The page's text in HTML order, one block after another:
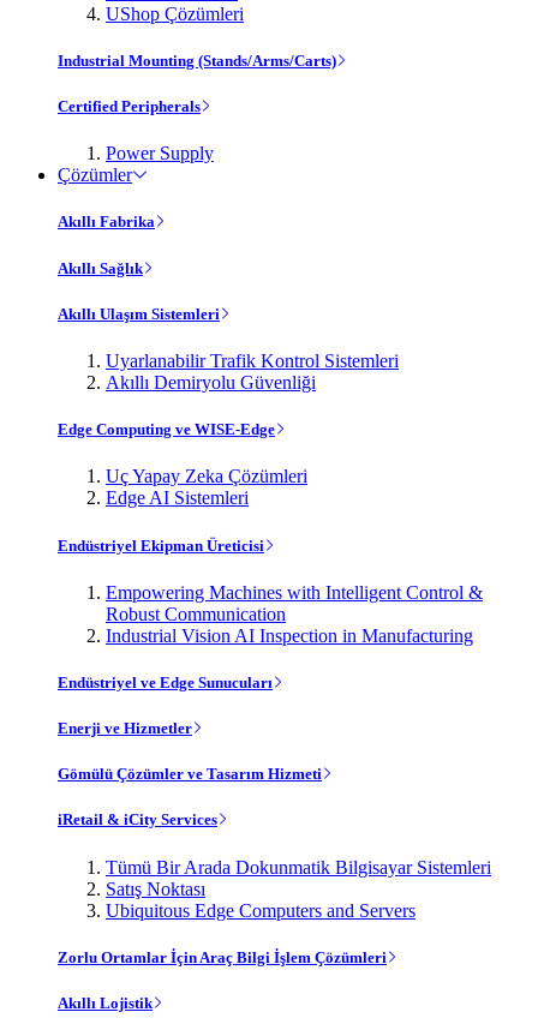
UShop Çözümleri
Industrial Mounting (Stands/Arms/Carts)
Certified Peripherals
Power Supply
Çözümler
Akıllı Fabrika
Akıllı Sağlık
Akıllı Ulaşım Sistemleri
Uyarlanabilir Trafik Kontrol Sistemleri
Akıllı Demiryolu Güvenliği
Edge Computing ve WISE-Edge
Uç Yapay Zeka Çözümleri
Edge AI Sistemleri
Endüstriyel Ekipman Üreticisi
Empowering Machines with Intelligent Control &
Robust Communication
Industrial Vision AI Inspection in Manufacturing
Endüstriyel ve Edge Sunucuları
Enerji ve Hizmetler
Gömülü Çözümler ve Tasarım Hizmeti
iRetail & iCity Services
Tümü Bir Arada Dokunmatik Bilgisayar Sistemleri
Satış Noktası
Ubiquitous Edge Computers and Servers
Zorlu Ortamlar İçin Araç Bilgi İşlem Çözümleri
Akıllı Lojistik